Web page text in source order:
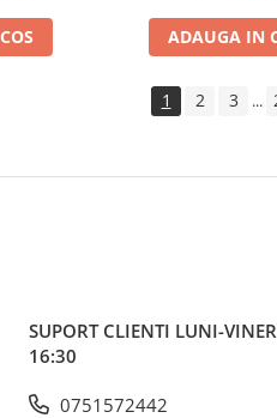
ADAUGA IN
1 2 3 ...
SUPORT CLIENTI LUNI-
16:30
0751572442